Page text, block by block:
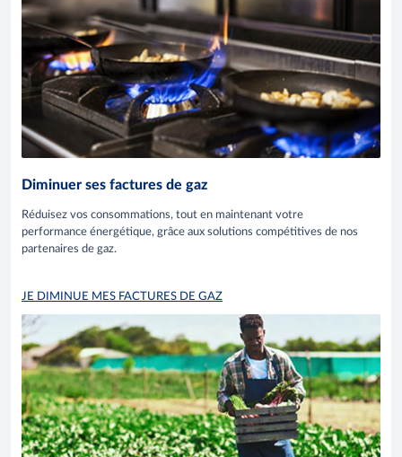
Diminuer ses factures de gaz
Réduisez vos consommations, tout en maintenant votre
performance énergétique, grâce aux solutions compétitives de nos
partenaires de gaz.
JE DIMINUE MES FACTURES DE GAZ